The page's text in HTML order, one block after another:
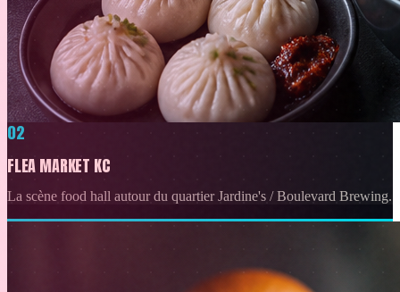
02
FLEA MARKET KC
La scène food hall autour du quartier Jardine's / Boulevard Brewing.